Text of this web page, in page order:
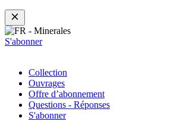
S'abonner
Collection
Ouvrages
Offre d’abonnement
Questions - Réponses
S'abonner